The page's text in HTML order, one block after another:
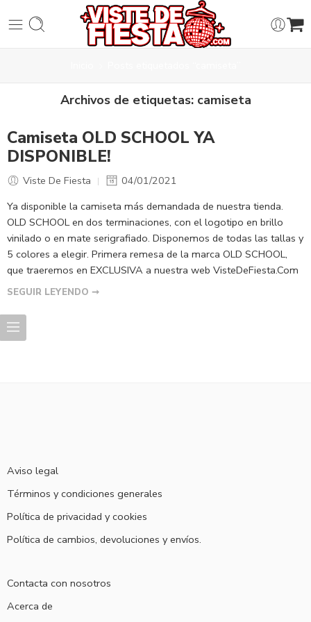
Archivos de etiquetas: camiseta
Camiseta OLD SCHOOL YA
DISPONIBLE!
Viste De Fiesta
04/01/2021
Ya disponible la camiseta más demandada de nuestra tienda.
OLD SCHOOL en dos terminaciones, con el logotipo en brillo
vinilado o en mate serigrafiado. Disponemos de todas las tallas y
5 colores a elegir. Primera remesa de la marca OLD SCHOOL,
que traeremos en EXCLUSIVA a nuestra web VisteDeFiesta.Com
SEGUIR LEYENDO ➞
Aviso legal
Términos y condiciones generales
Política de privacidad y cookies
Política de cambios, devoluciones y envíos.
Contacta con nosotros
Acerca de